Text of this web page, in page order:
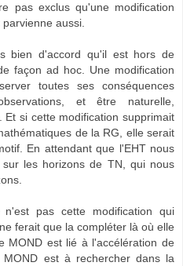
pas exclus qu'une modification
aussi.
bien d'accord qu'il est hors de
façon ad hoc. Une modification
toutes ses conséquences
et être naturelle,
Et si cette modification supprimait
de la RG, elle serait
En attendant que l'EHT nous
les horizons de TN, qui nous
pas cette modification qui
ferait que la compléter là où elle
MOND est lié à l'accélération de
MOND est à rechercher dans la